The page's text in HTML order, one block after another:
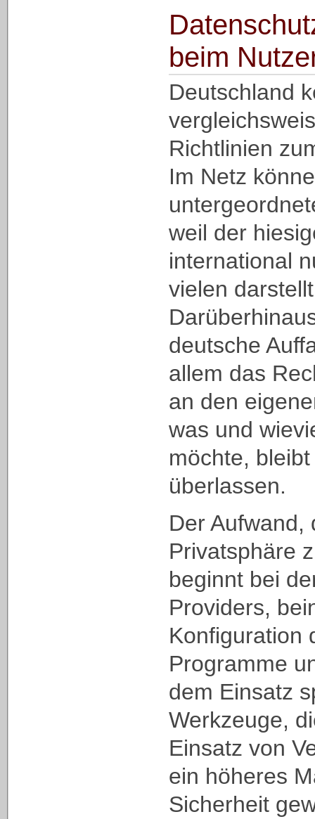
beim
Deutschland
Richtlinien
Im Netz
weil der
international
vielen
deutsche
allem das
an den
was und
möchte,
überlassen.
Der Aufwand,
Privatsphäre
beginnt bei
Providers,
Konfiguration
Programme
dem Einsatz
Werkzeuge,
Einsatz von
ein höheres
Sicherheit